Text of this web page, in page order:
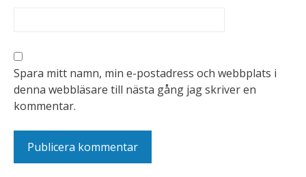
Spara mitt namn, min e-postadress och webbplats i
denna webbläsare till nästa gång jag skriver en
kommentar.